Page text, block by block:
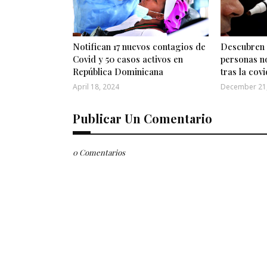
Notifican 17 nuevos contagios de
Covid y 50 casos activos en
República Dominicana
April 18, 2024
personas
tras la
December
Publicar Un Comentario
0 Comentarios